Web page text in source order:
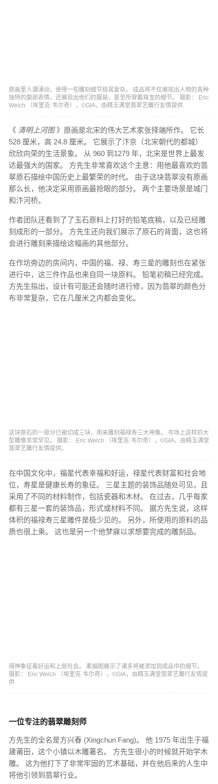
原画里人潮涌动，使得一些雕刻细节极其复杂。 成品将不仅展现出人物的各种
独特的面部表情，还展现出他们的服装，甚至所穿戴珠宝的细节。 摄影： Eric
Welch （埃里克·韦尔奇），©GIA，由精玉满堂翡翠艺雕行友情提供
《 清明上河图》原画是北宋的伟大艺术家张择端所作。 它长
528 厘米，高 24.8 厘米。 它展示了汴京（北宋朝代的都城）
欣欣向荣的生活景象。 从 960 到1279 年，北宋是世界上最发
达最强大的国家。 方先生非常喜欢这个主意：用他最喜欢的翡
翠原石描绘中国历史上最繁荣的时代。 由于这块翡翠没有原画
那么长，他决定采用原画最抢眼的部分。 两个主要场景是城门
和汴河桥。
作者团队还看到了了玉石原料上打好的铅笔底稿，以及已经雕
刻成形的一部分。 方先生还向我们展示了原石的背面，这也将
会进行雕刻来描绘这幅画的其他部分。
在作坊旁边的房间内，中国的福、禄、寿三星的雕刻也在紧张
进行中，这三件作品也来自同一块原料。 铅笔初稿已经完成。
方先生指出，设计有可能还会随时进行修，因为翡翠的颜色分
布非常复杂，它在几厘米之内都会变化。
这块原石的一部分已被切成三块，用来雕刻福禄寿三大神像。 市场上这样的大
型雕像非常罕见。 摄影： Eric Welch （埃里克·韦尔奇），©GIA，由精玉满堂
翡翠艺雕行友情提供。
在中国文化中，福星代表幸福和好运，禄星代表财富和社会地
位，寿星是健康长寿的象征。 三星主题的装饰品随处可见，且
采用了不同的材料制作，包括瓷器和木材。 在过去，几乎每家
都有三星一套的装饰品，形式或材料不同。 据方先生说，这样
体积的福禄寿三星雕件是极少见的。 另外，所使用的原料的品
质也很上乘。 这也是另一个他梦寐以求想要完成的雕刻品。
禄神象征着好运和上层社会。 素描图展示了诸多将被添加到成品中的细节。
摄影： Eric Welch （埃里克·韦尔奇），©GIA，由精玉满堂翡翠艺雕行友情提
供
一位专注的翡翠雕刻师
方先生的全名是方兴春 (Xingchun Fang)。 他 1975 年出生于福
建莆田，这个小镇以木雕著名。 方先生很小的时候就开始学木
雕。 这为他打下了非常牢固的艺术基础，并在他后来的人生中
将他引领到翡翠行业。